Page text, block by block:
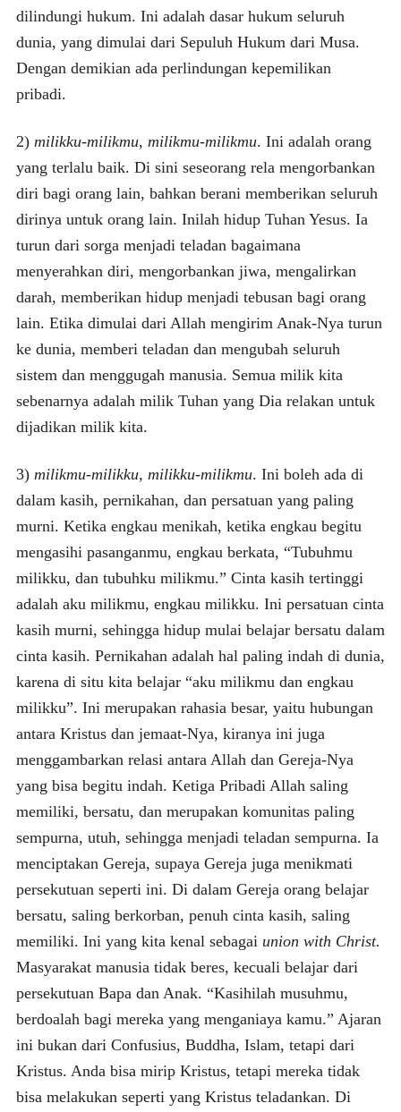
dilindungi hukum. Ini adalah dasar hukum seluruh
dunia, yang dimulai dari Sepuluh Hukum dari Musa.
Dengan demikian ada perlindungan kepemilikan
pribadi.
2) milikku-milikmu, milikmu-milikmu. Ini adalah orang
yang terlalu baik. Di sini seseorang rela mengorbankan
diri bagi orang lain, bahkan berani memberikan seluruh
dirinya untuk orang lain. Inilah hidup Tuhan Yesus. Ia
turun dari sorga menjadi teladan bagaimana
menyerahkan diri, mengorbankan jiwa, mengalirkan
darah, memberikan hidup menjadi tebusan bagi orang
lain. Etika dimulai dari Allah mengirim Anak-Nya turun
ke dunia, memberi teladan dan mengubah seluruh
sistem dan menggugah manusia. Semua milik kita
sebenarnya adalah milik Tuhan yang Dia relakan untuk
dijadikan milik kita.
3) milikmu-milikku, milikku-milikmu. Ini boleh ada di
dalam kasih, pernikahan, dan persatuan yang paling
murni. Ketika engkau menikah, ketika engkau begitu
mengasihi pasanganmu, engkau berkata, “Tubuhmu
milikku, dan tubuhku milikmu.” Cinta kasih tertinggi
adalah aku milikmu, engkau milikku. Ini persatuan cinta
kasih murni, sehingga hidup mulai belajar bersatu dalam
cinta kasih. Pernikahan adalah hal paling indah di dunia,
karena di situ kita belajar “aku milikmu dan engkau
milikku”. Ini merupakan rahasia besar, yaitu hubungan
antara Kristus dan jemaat-Nya, kiranya ini juga
menggambarkan relasi antara Allah dan Gereja-Nya
yang bisa begitu indah. Ketiga Pribadi Allah saling
memiliki, bersatu, dan merupakan komunitas paling
sempurna, utuh, sehingga menjadi teladan sempurna. Ia
menciptakan Gereja, supaya Gereja juga menikmati
persekutuan seperti ini. Di dalam Gereja orang belajar
bersatu, saling berkorban, penuh cinta kasih, saling
memiliki. Ini yang kita kenal sebagai union with Christ.
Masyarakat manusia tidak beres, kecuali belajar dari
persekutuan Bapa dan Anak. “Kasihilah musuhmu,
berdoalah bagi mereka yang menganiaya kamu.” Ajaran
ini bukan dari Confusius, Buddha, Islam, tetapi dari
Kristus. Anda bisa mirip Kristus, tetapi mereka tidak
bisa melakukan seperti yang Kristus teladankan. Di